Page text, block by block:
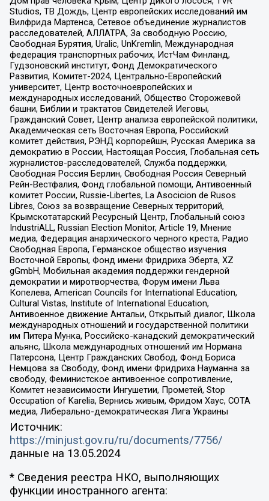
Studios, ТВ Дождь, Центр европейских исследований им
Вилфрида Мартенса, Сетевое объединение журналистов
расследователей, АЛЛАТРА, За свободную Россию,
Свободная Бурятия, Uralic, UnKremlin, Международная
федерация транспортных рабочих, ИстЧам Финланд,
Гудзоновский институт, Фонд Демократического
Развития, Комитет-2024, Центрально-Европейский
университет, Центр восточноевропейских и
международных исследований, Общество Сторожевой
башни, Библии и трактатов Свидетелей Иеговы,
Гражданский Совет, Центр анализа европейской политики,
Академическая сеть Восточная Европа, Российский
комитет действия, РЭНД корпорейшн, Русская Америка за
демократию в России, Настоящая Россия, Глобальная сеть
журналистов-расследователей, Служба поддержки,
Свободная Россия Берлин, Свободная Россия Северный
Рейн-Вестфалия, Фонд глобальной помощи, Антивоенный
комитет России, Russie-Libertes, La Asocicion de Rusos
Libres, Союз за возвращение Северных территорий,
Крымскотатарский Ресурсный Центр, Глобальный союз
IndustriALL, Russian Election Monitor, Article 19, Мнение
медиа, Федерация анархического черного креста, Радио
Свободная Европа, Германское общество изучения
Восточной Европы, Фонд имени Фридриха Эберта, XZ
gGmbH, Мобильная академия поддержки гендерной
демократии и миротворчества, Форум имени Льва
Копелева, American Councils for International Education,
Cultural Vistas, Institute of International Education,
Антивоенное движение Антальи, Открытый диалог, Школа
международных отношений и государственной политики
им Питера Мунка, Российско-канадский демократический
альянс, Школа международных отношений им Нормана
Патерсона, Центр Гражданских Свобод, Фонд Бориса
Немцова за Свободу, Фонд имени Фридриха Науманна за
свободу, Феминистское антивоенное сопротивление,
Комитет независимости Ингушетии, Прометей, Stop
Occupation of Karelia, Вернись живым, Фридом Хаус, СОТА
медиа, Либерально-демократическая Лига Украины
Источник:
https://minjust.gov.ru/ru/documents/7756/
данные на 13.05.2024
* Сведения реестра НКО, выполняющих
функции иностранного агента: